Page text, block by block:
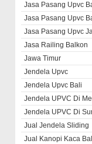
Jasa Pasang Upvc
Jasa Pasang Upvc
Jasa Pasang Upvc
Jasa Railing Balkon
Jawa Timur
Jendela Upvc
Jendela Upvc Bali
Jendela UPVC Di
Jendela UPVC Di
Jual Jendela Sliding
Jual Kanopi Kaca